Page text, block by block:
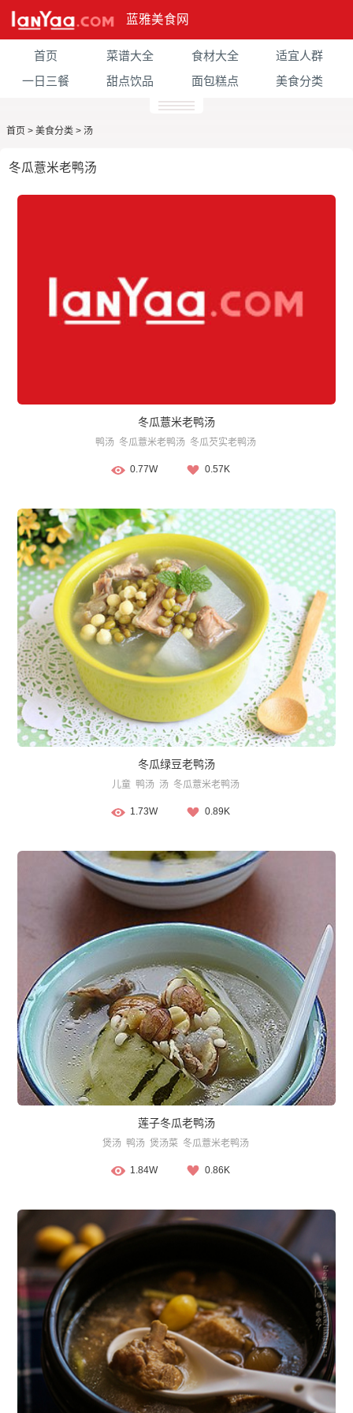
蓝雅美食网
首页 菜谱大全 食材大全
适宜人群
一日三餐
甜点饮品 面包糕点 美食分类
首页 > 美食分类 > 汤
冬瓜薏米老鸭汤
冬瓜薏米老鸭汤
鸭汤 冬瓜薏米老鸭汤 冬瓜芡实老鸭汤
0.77W 0.57K
冬瓜绿豆老鸭汤
儿童 鸭汤 汤 冬瓜薏米老鸭汤
1.73W 0.89K
莲子冬瓜老鸭汤
煲汤 鸭汤 煲汤菜 冬瓜薏米老鸭汤
1.84W 0.86K